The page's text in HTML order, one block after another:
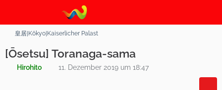
皇居|Kōkyo|Kaiserlicher Palast
[Ōsetsu] Toranaga-sama
Hirohito 11. Dezember 2019 um 18:47